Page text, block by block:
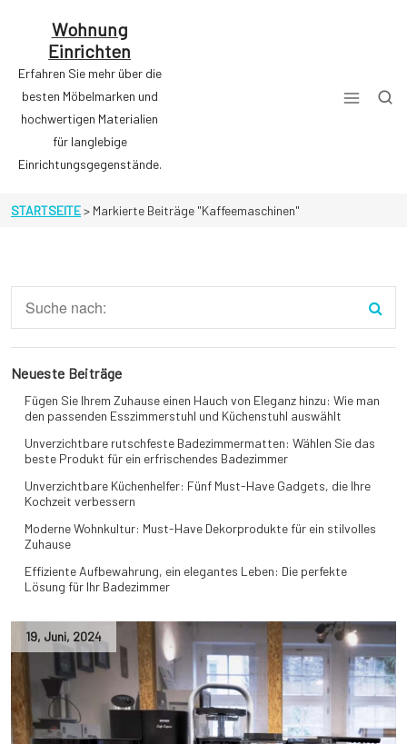
Wohnung
Einrichten
Erfahren Sie mehr über die
besten Möbelmarken und
hochwertigen Materialien
für langlebige
Einrichtungsgegenstände.
STARTSEITE> Markierte Beiträge "Kaffeemaschinen"
19, Juni, 2024
Neueste Beiträge
Fügen Sie Ihrem Zuhause einen Hauch von Eleganz hinzu: Wie man
den passenden Esszimmerstuhl und Küchenstuhl auswählt
Unverzichtbare rutschfeste Badezimmermatten: Wählen Sie das
beste Produkt für ein erfrischendes Badezimmer
Unverzichtbare Küchenhelfer: Fünf Must-Have Gadgets, die Ihre
Kochzeit verbessern
Moderne Wohnkultur: Must-Have Dekorprodukte für ein stilvolles
Zuhause
Effiziente Aufbewahrung, ein elegantes Leben: Die perfekte
Lösung für Ihr Badezimmer